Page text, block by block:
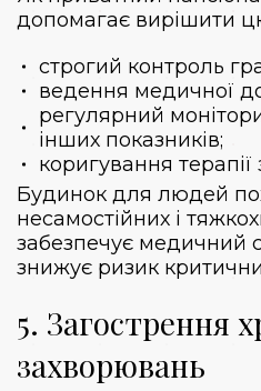
допомагає вирішити
строгий контроль
ведення медичної
регулярний
інших показників;
коригування терапії
Будинок для людей
несамостійних і
забезпечує медичний
знижує ризик
5. Загострення
захворювань